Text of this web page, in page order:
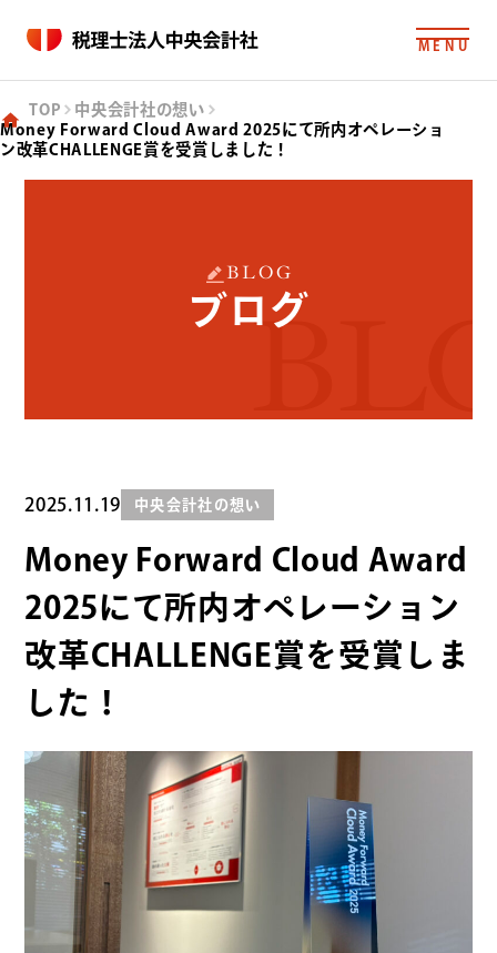
MENU
TOP
中央会計社の想い
Money Forward Cloud Award 2025にて所内オペレーショ
ン改革CHALLENGE賞を受賞しました！
BLOG
ブログ
2025.11.19 中央会計社の想い
Money Forward Cloud Award
2025にて所内オペレーション
改革CHALLENGE賞を受賞しま
した！